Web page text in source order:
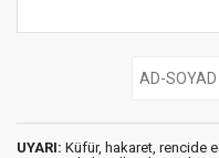
UYARI: Küfür, hakaret, rencide